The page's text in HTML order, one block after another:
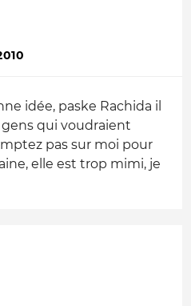
idée, paske Rachida il
qui voudraient
pas sur moi pour
elle est trop mimi, je